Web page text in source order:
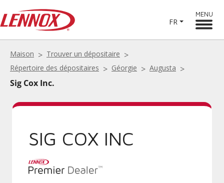
FR
MENU
Maison
Trouver un dépositaire
Répertoire des dépositaires
Géorgie Augusta
Sig Cox Inc.
SIG COX INC